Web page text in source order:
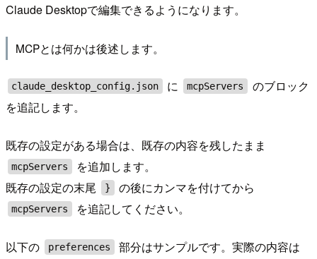
Claude Desktopで編集できるようになります。
MCPとは何かは後述します。
claude_desktop_config.json に mcpServers
のブロック
を追記します。
既存の設定がある場合は、既存の内容を残したまま
mcpServers
を追加します。
既存の設定の末尾
} の後にカンマを付けてから
mcpServers を追記してください。
以下の preferences
部分はサンプルです。実際の内容は